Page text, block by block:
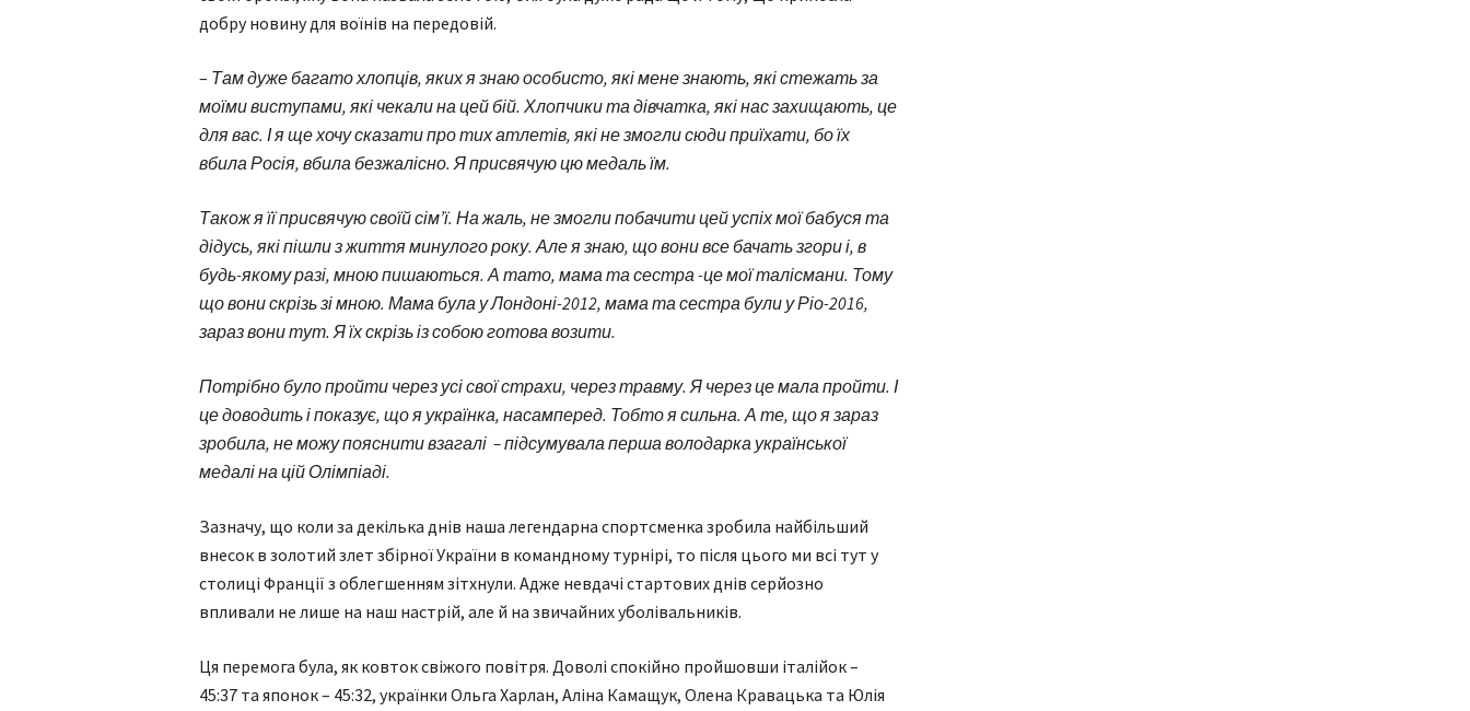
добру новину для воїнів на передовій.
– Тамдуже багато хлопців, яких я знаю особисто, які мене знають, які стежать за
моїми виступами, які чекали на цей бій. Хлопчики та дівчатка, які нас захищають, це
для вас. І я ще хочу сказати про тих атлетів, які не змогли сюди приїхати, бо їх
вбила Росія, вбила безжалісно. Я присвячую цю медаль їм.
Також я її присвячую своїй сім’ї. На жаль, не змогли побачити цей успіх мої бабуся та
дідусь, які пішли з життя минулого року. Але я знаю, що вони все бачать згори і, в
будь-якому разі, мною пишаються. А тато, мама та сестра -це мої талісмани. Тому
що вони скрізь зі мною. Мама була у Лондоні-2012, мама та сестра були у Ріо-2016,
зараз вони тут. Я їх скрізь із собою готова возити.
Потрібно було пройти через усі свої страхи, через травму. Я через це мала пройти. І
це доводить і показує, що я українка, насамперед. Тобто я сильна. А те, що я зараз
зробила, не можу пояснити взагалі – підсумувала перша володарка української
медалі на цій Олімпіаді.
Зазначу, що коли за декілька днів наша легендарна спортсменка зробила найбільший
внесок в золотий злет збірної України в командному турнірі, то після цього ми всі тут у
столиці Франції з облегшенням зітхнули. Адже невдачі стартових днів серйозно
впливали не лише на наш настрій, але й на звичайних уболівальників.
Ця перемога була, як ковток свіжого повітря. Доволі спокійно пройшовши італійок –
45:37 та японок – 45:32, українки Ольга Харлан, Аліна Камащук, Олена Кравацька та Юлія